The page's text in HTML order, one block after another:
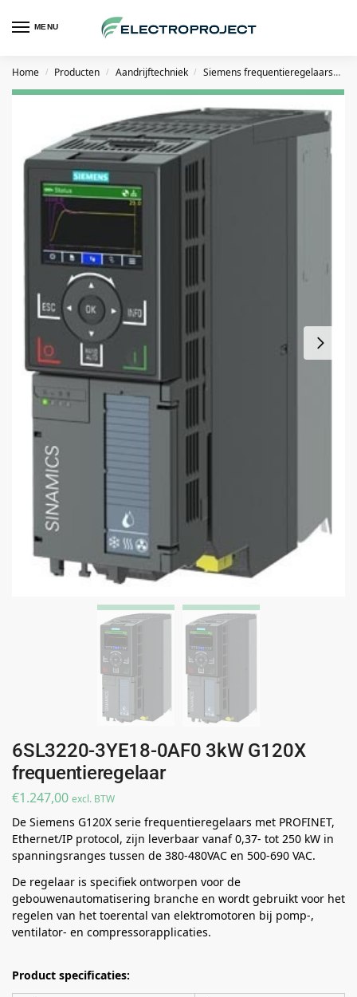
MENU
Home / Producten / Aandrijftechniek / Siemens frequentieregelaars
6SL3220-3YE18-0AF0 3kW G120X
frequentieregelaar
€1.247,00 excl. BTW
De Siemens G120X serie frequentieregelaars met PROFINET,
Ethernet/IP protocol, zijn leverbaar vanaf 0,37- tot 250 kW in
spanningsranges tussen de 380-480VAC en 500-690 VAC.
De regelaar is specifiek ontworpen voor de
gebouwenautomatisering branche en wordt gebruikt voor het
regelen van het toerental van elektromotoren bij pomp-,
ventilator- en compressorapplicaties.
Product specificaties: